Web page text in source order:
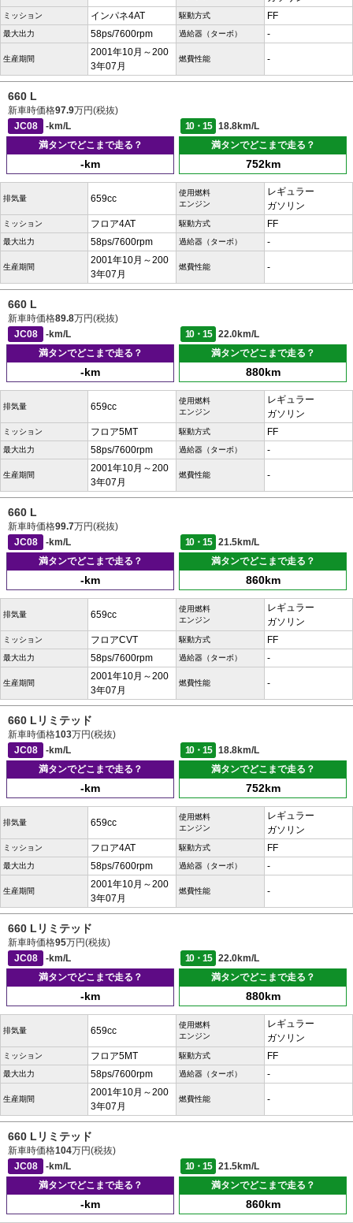
ミッション インパネ4AT 駆動方式 FF
最大出力 58ps/7600rpm 過給器（ターボ） -
生産期間
2001年10月～200
3年07月
燃費性能 -
660 L
新車時価格97.9万円(税抜)
JC08
-km/L 10・15
18.8km/L
満タンでどこまで走る？
-km
満タンでどこまで走る？
752km
排気量 659cc
使用燃料
エンジン
レギュラー
ガソリン
ミッション フロア4AT 駆動方式 FF
最大出力 58ps/7600rpm 過給器（ターボ） -
生産期間
2001年10月～200
3年07月
燃費性能 -
660 L
新車時価格89.8万円(税抜)
JC08
-km/L 10・15
22.0km/L
満タンでどこまで走る？
-km
満タンでどこまで走る？
880km
排気量 659cc
使用燃料
エンジン
レギュラー
ガソリン
ミッション フロア5MT 駆動方式 FF
最大出力 58ps/7600rpm 過給器（ターボ） -
生産期間
2001年10月～200
3年07月
燃費性能 -
660 L
新車時価格99.7万円(税抜)
JC08
-km/L 10・15
21.5km/L
満タンでどこまで走る？
-km
満タンでどこまで走る？
860km
排気量 659cc
使用燃料
エンジン
レギュラー
ガソリン
ミッション フロアCVT 駆動方式 FF
最大出力 58ps/7600rpm 過給器（ターボ） -
生産期間
2001年10月～200
3年07月
燃費性能 -
660 Lリミテッド
新車時価格103万円(税抜)
JC08
-km/L 10・15
18.8km/L
満タンでどこまで走る？
-km
満タンでどこまで走る？
752km
排気量 659cc
使用燃料
エンジン
レギュラー
ガソリン
ミッション フロア4AT 駆動方式 FF
最大出力 58ps/7600rpm 過給器（ターボ） -
生産期間
2001年10月～200
3年07月
燃費性能 -
660 Lリミテッド
新車時価格95万円(税抜)
JC08
-km/L 10・15
22.0km/L
満タンでどこまで走る？
-km
満タンでどこまで走る？
880km
排気量 659cc
使用燃料
エンジン
レギュラー
ガソリン
ミッション フロア5MT 駆動方式 FF
最大出力 58ps/7600rpm 過給器（ターボ） -
生産期間
2001年10月～200
3年07月
燃費性能 -
660 Lリミテッド
新車時価格104万円(税抜)
JC08
-km/L 10・15
21.5km/L
満タンでどこまで走る？
-km
満タンでどこまで走る？
860km